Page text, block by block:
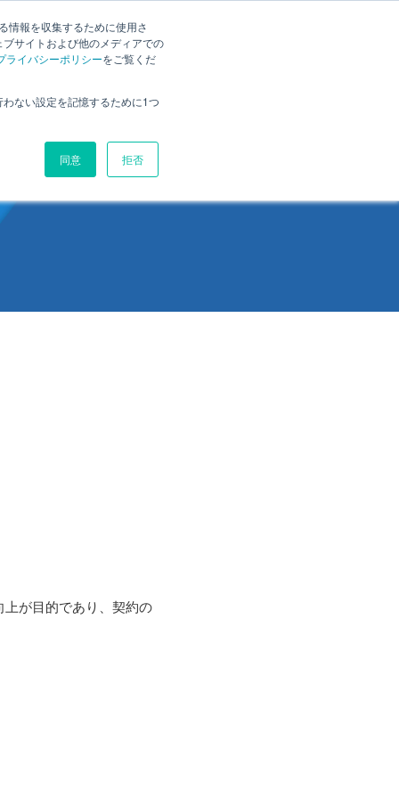
情報を収集するために使用さ
サイトおよび他のメディアでの
ライバシーポリシーをご覧くだ
ない設定を記憶するために1つ
同意 拒否
ート よくあるご質問
ィション 動作環境 サービス
が⽬的であり、契約の